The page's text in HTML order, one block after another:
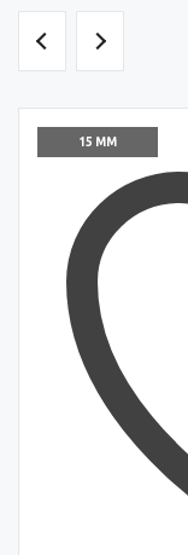
15 ММ